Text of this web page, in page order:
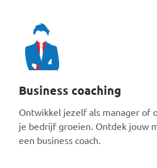
Business coaching
Ontwikkel jezelf als manager of
je bedrijf groeien. Ontdek jouw
een business coach.